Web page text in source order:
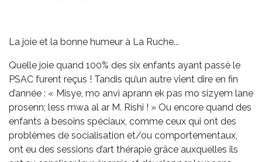
La joie et la bonne humeur à La Ruche...
Quelle joie quand 100% des six enfants ayant passé le
PSAC furent reçus ! Tandis qu’un autre vient dire en fin
d’année : « Misye, mo anvi aprann ek pas mo sizyem lane
prosenn; less mwa al ar M. Rishi ! » Ou encore quand des
enfants à besoins spéciaux, comme ceux qui ont des
problèmes de socialisation et/ou comportementaux,
ont eu des sessions d’art thérapie grâce auxquelles ils